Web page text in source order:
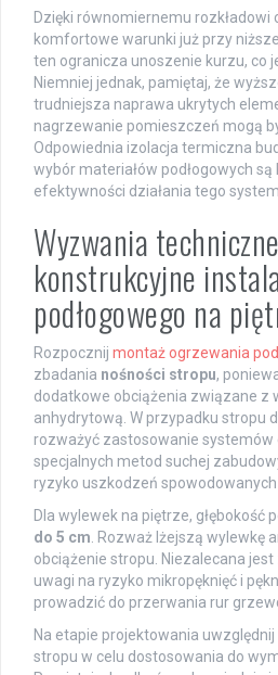
Dzięki równomiernemu rozkładowi
komfortowe warunki już przy
ten ogranicza unoszenie kurzu, co
Niemniej jednak, pamiętaj, że
trudniejsza naprawa ukrytych
nagrzewanie pomieszczeń mogą
Odpowiednia izolacja termiczna
wybór materiałów podłogowych są
efektywności działania tego
Wyzwania
konstrukcyjne
podłogowego na
Rozpocznij montaż ogrzewania
zbadania nośności stropu,
dodatkowe obciążenia związane z
anhydrytową. W przypadku stropu
rozważyć zastosowanie systemów
specjalnych metod suchej
ryzyko uszkodzeń
Dla wylewek na piętrze, głębokość
do 5 cm. Rozważ lżejszą wylewkę
obciążenie stropu. Niezalecana
uwagi na ryzyko mikropęknięć i
prowadzić do przerwania rur
Na etapie projektowania
stropu w celu dostosowania do